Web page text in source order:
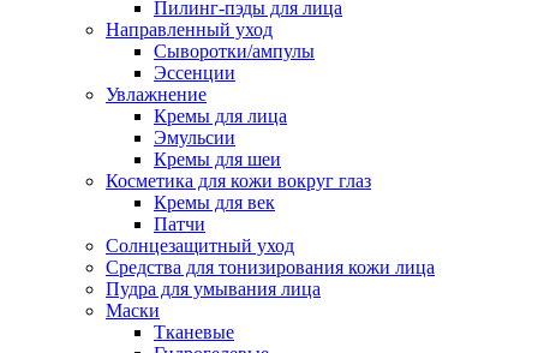
Пилинг-пэды для лица
Направленный уход
Сыворотки/ампулы
Эссенции
Увлажнение
Кремы для лица
Эмульсии
Кремы для шеи
Косметика для кожи вокруг глаз
Кремы для век
Патчи
Солнцезащитный уход
Средства для тонизирования кожи лица
Пудра для умывания лица
Маски
Тканевые